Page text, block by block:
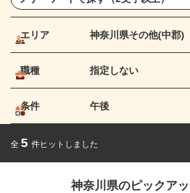
エリア 神奈川県その他(中郡)
職種 指定しない
条件 午後
全 5 件ヒットしました
神奈川県のピックア